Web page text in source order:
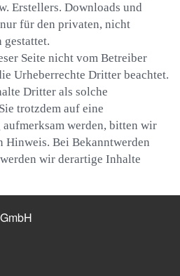
Erstellers. Downloads und
für den privaten, nicht
gestattet.
Seite nicht vom Betreiber
Urheberrechte Dritter beachtet.
Dritter als solche
trotzdem auf eine
werden, bitten wir
Hinweis. Bei Bekanntwerden
wir derartige Inhalte